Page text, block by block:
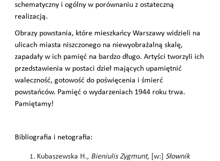
schematyczny i ogólny w porównaniu z ostateczną
realizacją.
Obrazy powstania, które mieszkańcy Warszawy widzieli na
ulicach miasta niszczonego na niewyobrażalną skalę,
zapadały w ich pamięć na bardzo długo. Artyści tworzyli ich
przedstawienia w postaci dzieł mających upamiętnić
waleczność, gotowość do poświęcenia i śmierć
powstańców. Pamięć o wydarzeniach 1944 roku trwa.
Pamiętamy!
Bibliografia i netografia:
Kubaszewska H., Bieniulis Zygmunt, [w:] Słownik